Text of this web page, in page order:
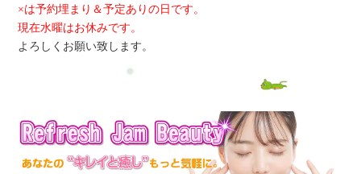
×は予約埋まり＆予定ありの日です。
現在水曜はお休みです。
よろしくお願い致します。